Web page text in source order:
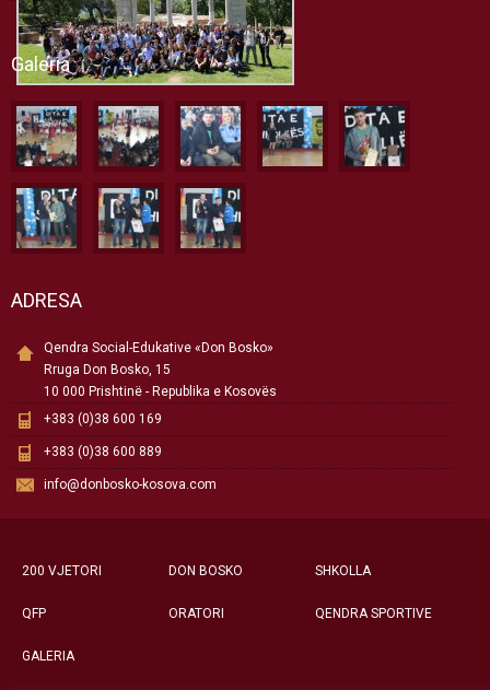
Galeria
ADRESA
Qendra Social-Edukative «Don Bosko»
Rruga Don Bosko, 15
10 000 Prishtinë - Republika e Kosovës
+383 (0)38 600 169
+383 (0)38 600 889
info@donbosko-kosova.com
200 VJETORI DON BOSKO SHKOLLA
QFP ORATORI QENDRA SPORTIVE
GALERIA